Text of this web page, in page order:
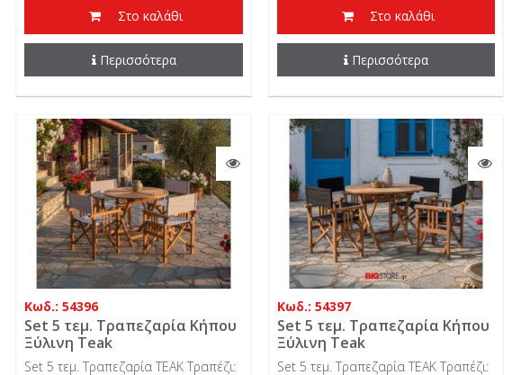
Στο καλάθι
Περισσότερα
Στο καλάθι
Περισσότερα
Κωδ.: 54396
Set 5 τεμ. Τραπεζαρία Κήπου
Ξύλινη Teak
Set 5 τεμ. Τραπεζαρία TEAK Τραπέζι:
Κωδ.: 54397
Set 5 τεμ. Τραπεζαρία Κήπου
Ξύλινη Teak
Set 5 τεμ. Τραπεζαρία TEAK Τραπέζι: